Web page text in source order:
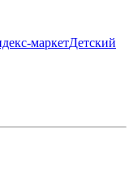
маркетДетский